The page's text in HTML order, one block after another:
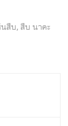
สืบ, สืบ นาคะ